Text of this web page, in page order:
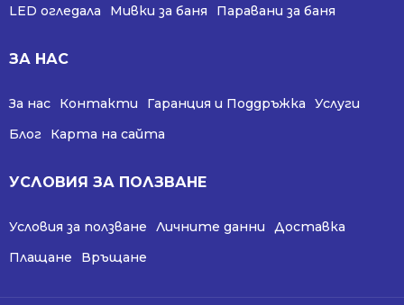
LED огледала
Мивки за баня Паравани за баня
ЗА НАС
За нас Контакти Гаранция и Поддръжка
Услуги
Блог
Карта на сайта
УСЛОВИЯ ЗА ПОЛЗВАНЕ
Условия за ползване Личните данни
Доставка
Плащане
Връщане